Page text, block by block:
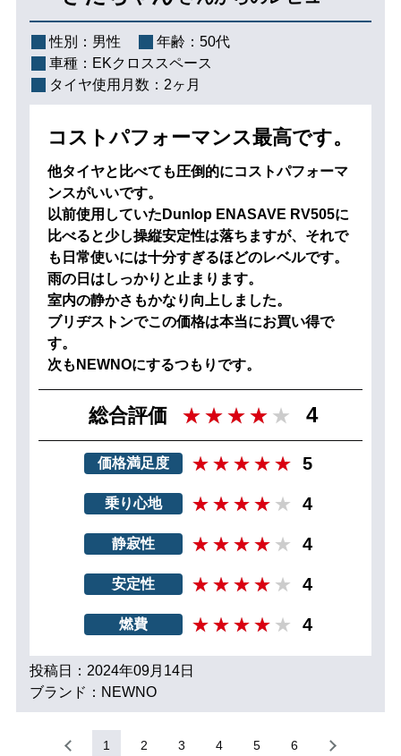
性別： 男性 年齢： 50代
車種： EKクロススペース
タイヤ使用月数： 2ヶ月
コストパフォーマンス最高です。
他タイヤと比べても圧倒的にコストパフォーマ
ンスがいいです。
以前使用していたDunlop ENASAVE RV505に
比べると少し操縦安定性は落ちますが、それで
も日常使いには十分すぎるほどのレベルです。
雨の日はしっかりと止まります。
室内の静かさもかなり向上しました。
ブリヂストンでこの価格は本当にお買い得で
す。
次もNEWNOにするつもりです。
総合評価 4
価格満足度 5
乗り心地 4
静寂性 4
安定性 4
燃費 4
投稿日：2024年09月14日
ブランド：NEWNO
1 2 3 4 5 6